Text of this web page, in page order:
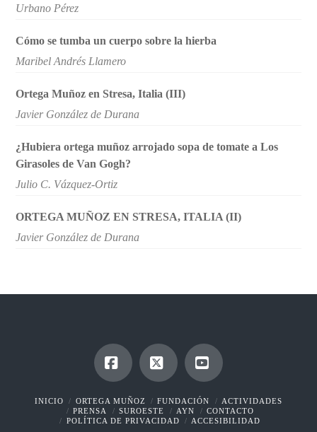
Urbano Pérez
Cómo se tumba un cuerpo sobre la hierba
Maribel Andrés Llamero
Ortega Muñoz en Stresa, Italia (III)
Javier González de Durana
¿Hubiera ortega muñoz arrojado sopa de tomate a Los
Girasoles de Van Gogh?
Julio C. Vázquez-Ortiz
ORTEGA MUÑOZ EN STRESA, ITALIA (II)
Javier González de Durana
Facebook
X YouTube
INICIO ORTEGA MUÑOZ FUNDACIÓN
ACTIVIDADES
PRENSA
SUROESTE AYN
CONTACTO
POLÍTICA DE PRIVACIDAD
ACCESIBILIDAD